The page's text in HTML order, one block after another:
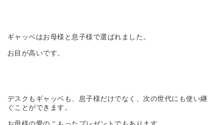
ギャッベはお母様と息子様で選ばれました。
お目が高いです。
デスクもギャッベも、息子様だけでなく、次の世代にも使い継
ぐことができます。